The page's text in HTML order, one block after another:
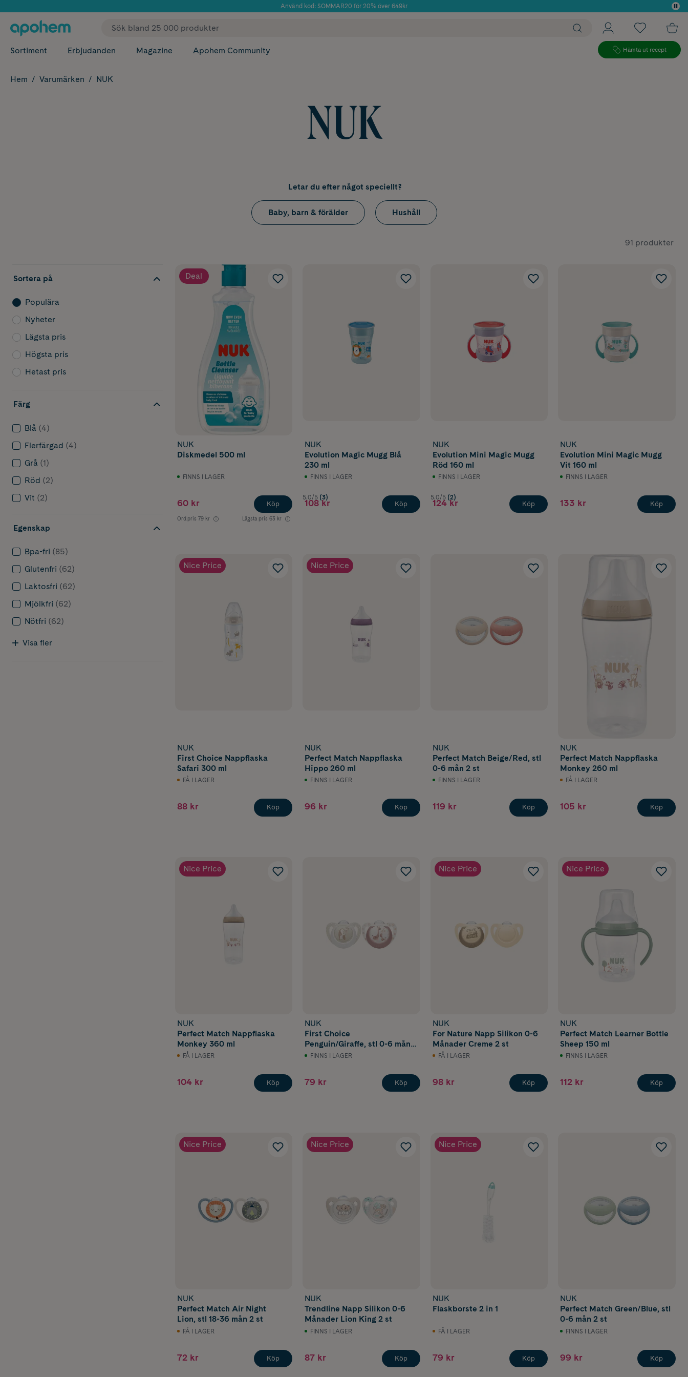
Använd kod: SOMMAR20 för 20% över 649kr
✓ Fri frakt
Sortiment Erbjudanden Magazine Apohem Community Hämta ut recept
Hem Varumärken NUK
NUK
Letar du efter något speciellt?
Baby, barn & förälder Hushåll
91 produkter
Sortera på
Populära
Nyheter
Lägsta pris
Högsta pris
Hetast pris
Färg
Blå (4)
Flerfärgad (4)
Grå (1)
Röd (2)
Vit (2)
Egenskap
Bpa-fri (85)
Glutenfri (62)
Laktosfri (62)
Mjölkfri (62)
Nötfri (62)
Visa fler
Deal
NUK
Diskmedel 500 ml
FINNS I LAGER
60 kr
Ord.pris 79 kr Lägsta pris 63 kr
Köp
NUK
Evolution Magic Mugg Blå
230 ml
FINNS I LAGER
5.0/5 (3)
108 kr Köp
NUK
Evolution Mini Magic Mugg
Röd 160 ml
FINNS I LAGER
5.0/5 (2)
124 kr Köp
NUK
Evolution Mini Magic Mugg
Vit 160 ml
FINNS I LAGER
133 kr Köp
Nice Price
NUK
First Choice Nappflaska
Safari 300 ml
FÅ I LAGER
88 kr Köp
Nice Price
NUK
Perfect Match Nappflaska
Hippo 260 ml
FINNS I LAGER
96 kr Köp
NUK
Perfect Match Beige/Red, stl
0-6 mån 2 st
FINNS I LAGER
119 kr Köp
NUK
Perfect Match Nappflaska
Monkey 260 ml
FÅ I LAGER
105 kr Köp
Nice Price
NUK
Perfect Match Nappflaska
Monkey 360 ml
FÅ I LAGER
104 kr Köp
NUK
First Choice
Penguin/Giraffe, stl 0-6 mån
2 stFINNS I LAGER
79 kr Köp
Nice Price
NUK
For Nature Napp Silikon 0-6
Månader Creme 2 st
FÅ I LAGER
98 kr Köp
Nice Price
NUK
Perfect Match Learner Bottle
Sheep 150 ml
FINNS I LAGER
112 kr Köp
Nice Price
NUK
Perfect Match Air Night
Lion, stl 18-36 mån 2 st
FÅ I LAGER
72 kr Köp
Nice Price
NUK
Trendline Napp Silikon 0-6
Månader Lion King 2 st
FINNS I LAGER
87 kr Köp
Nice Price
NUK
Flaskborste 2 in 1
FÅ I LAGER
79 kr Köp
NUK
Perfect Match Green/Blue, stl
0-6 mån 2 st
FINNS I LAGER
99 kr Köp